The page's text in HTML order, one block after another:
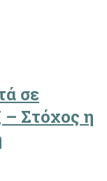
σε
Στόχος η